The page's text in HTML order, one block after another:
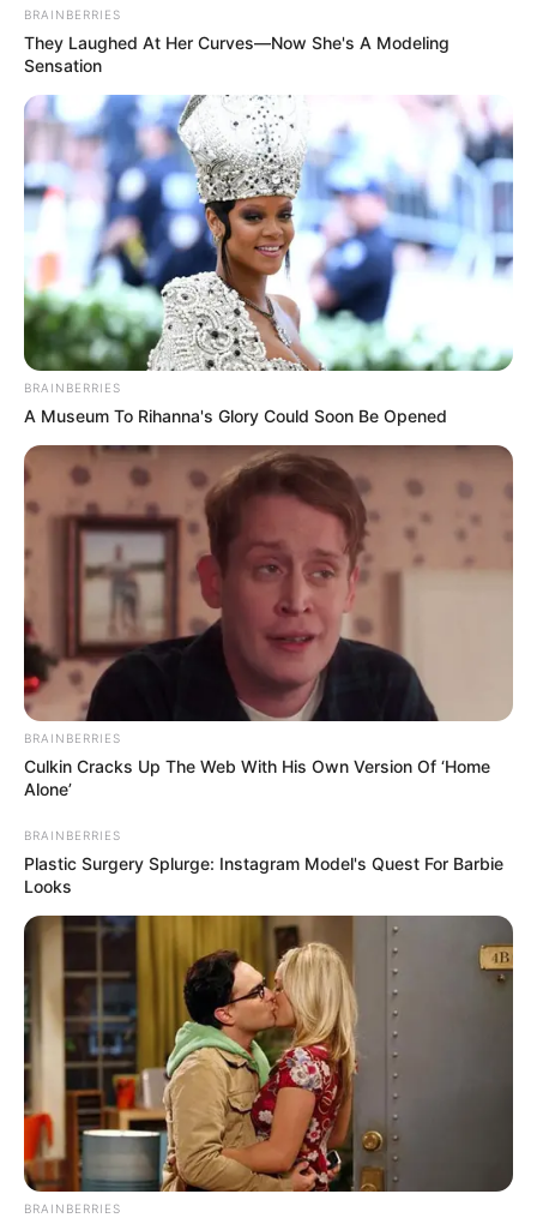
Canal da Federalização
| Canal da CONACS |
SHARE THIS Share it Tweet
Share it Pin it
PUBLICAÇÕES RELACIONADAS
Solidariedade
FAÇA O SEU COMENTÁRIO AQUI!
FALE CONOSCO
Nome
E-mail
Mensagem
BUSCAR
DESTAQUES
FACEBOOK
BRAINBERRIES
They Laughed At Her Curves—Now She's A Modeling
Sensation
BRAINBERRIES
A Museum To Rihanna's Glory Could Soon Be Opened
BRAINBERRIES
Culkin Cracks Up The Web With His Own Version Of ‘Home
Alone’
BRAINBERRIES
Plastic Surgery Splurge: Instagram Model's Quest For Barbie
Looks
BRAINBERRIES